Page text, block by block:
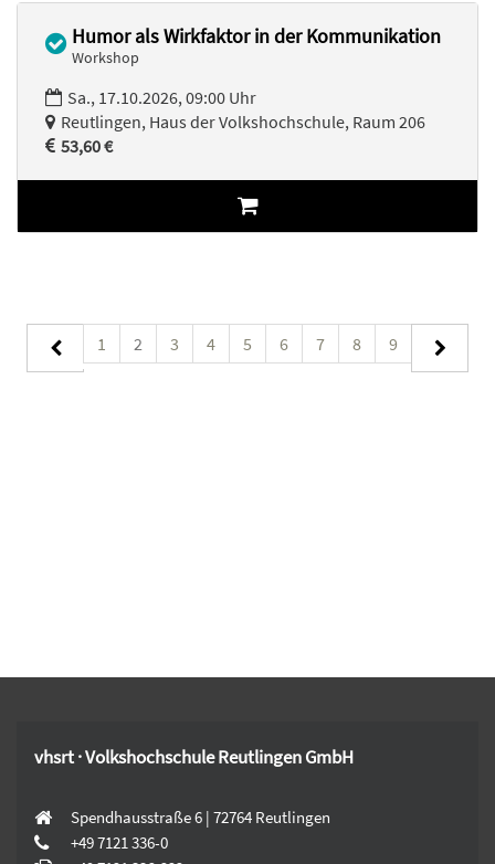
Humor als Wirkfaktor in der Kommunikation
Workshop
Sa., 17.10.2026, 09:00 Uhr
Reutlingen, Haus der Volkshochschule, Raum 206
53,60 €
1 2 3 4 5 6 7 8 9
vhsrt · Volkshochschule Reutlingen GmbH
Spendhausstraße 6 | 72764 Reutlingen
+49 7121 336-0